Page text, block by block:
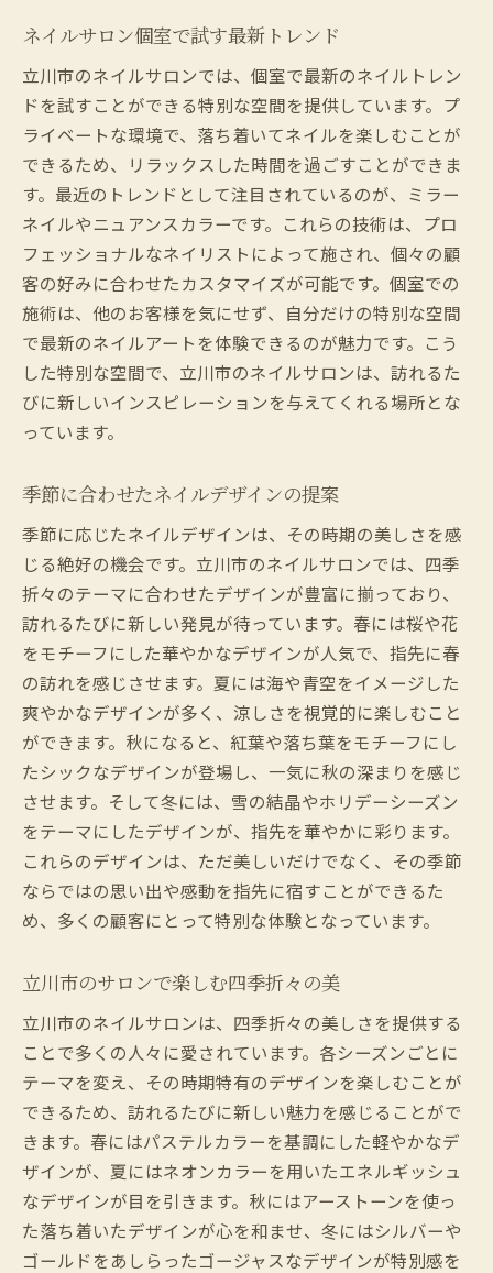
ネイルサロン個室で試す最新トレンド
立川市のネイルサロンでは、個室で最新のネイルトレン
ドを試すことができる特別な空間を提供しています。プ
ライベートな環境で、落ち着いてネイルを楽しむことが
できるため、リラックスした時間を過ごすことができま
す。最近のトレンドとして注目されているのが、ミラー
ネイルやニュアンスカラーです。これらの技術は、プロ
フェッショナルなネイリストによって施され、個々の顧
客の好みに合わせたカスタマイズが可能です。個室での
施術は、他のお客様を気にせず、自分だけの特別な空間
で最新のネイルアートを体験できるのが魅力です。こう
した特別な空間で、立川市のネイルサロンは、訪れるた
びに新しいインスピレーションを与えてくれる場所とな
っています。
季節に合わせたネイルデザインの提案
季節に応じたネイルデザインは、その時期の美しさを感
じる絶好の機会です。立川市のネイルサロンでは、四季
折々のテーマに合わせたデザインが豊富に揃っており、
訪れるたびに新しい発見が待っています。春には桜や花
をモチーフにした華やかなデザインが人気で、指先に春
の訪れを感じさせます。夏には海や青空をイメージした
爽やかなデザインが多く、涼しさを視覚的に楽しむこと
ができます。秋になると、紅葉や落ち葉をモチーフにし
たシックなデザインが登場し、一気に秋の深まりを感じ
させます。そして冬には、雪の結晶やホリデーシーズン
をテーマにしたデザインが、指先を華やかに彩ります。
これらのデザインは、ただ美しいだけでなく、その季節
ならではの思い出や感動を指先に宿すことができるた
め、多くの顧客にとって特別な体験となっています。
立川市のサロンで楽しむ四季折々の美
立川市のネイルサロンは、四季折々の美しさを提供する
ことで多くの人々に愛されています。各シーズンごとに
テーマを変え、その時期特有のデザインを楽しむことが
できるため、訪れるたびに新しい魅力を感じることがで
きます。春にはパステルカラーを基調にした軽やかなデ
ザインが、夏にはネオンカラーを用いたエネルギッシュ
なデザインが目を引きます。秋にはアーストーンを使っ
た落ち着いたデザインが心を和ませ、冬にはシルバーや
ゴールドをあしらったゴージャスなデザインが特別感を